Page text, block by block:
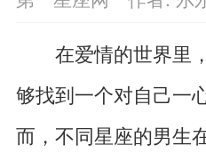
在爱情的世界里
够找到一个对自己一
而，不同星座的男生